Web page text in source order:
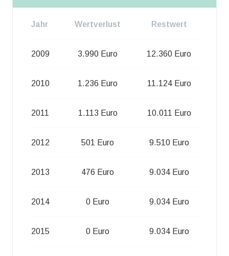
Jahr Wertverlust Restwert
2009 3.990 Euro 12.360 Euro
2010 1.236 Euro 11.124 Euro
2011 1.113 Euro 10.011 Euro
2012 501 Euro 9.510 Euro
2013 476 Euro 9.034 Euro
2014 0 Euro 9.034 Euro
2015 0 Euro 9.034 Euro